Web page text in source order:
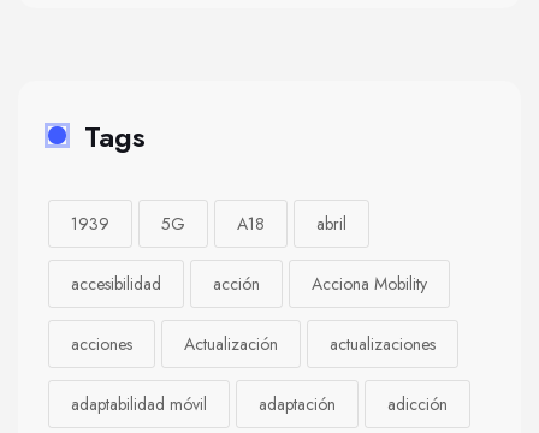
Tags
1939 5G A18 abril
accesibilidad acción Acciona Mobility
acciones Actualización actualizaciones
adaptabilidad móvil adaptación adicción